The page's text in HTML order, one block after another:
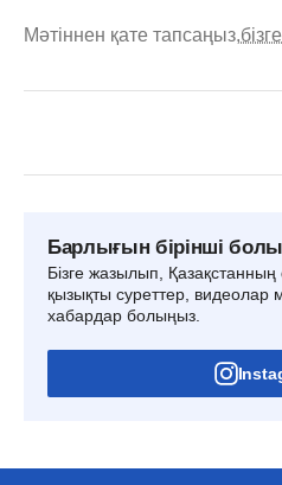
Мәтіннен қате тапсаңыз,
Барлығын бірінші
Бізге жазылып, Қазақстанның
қызықты суреттер, видеолар
хабардар болыңыз.